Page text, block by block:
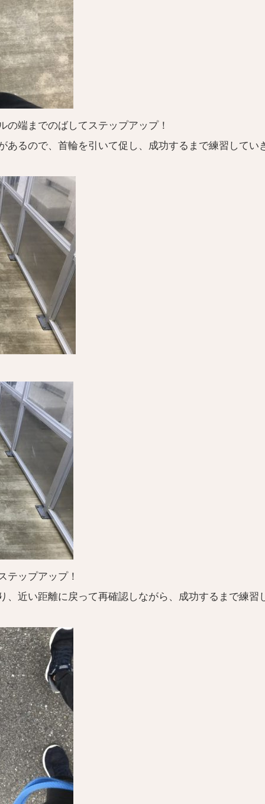
端までのばしてステップアップ！
あるので、首輪を引いて促し、成功するまで練習してい
テップアップ！
、近い距離に戻って再確認しながら、成功するまで練習